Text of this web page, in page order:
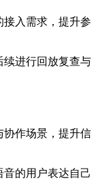
接入需求，提升参
续进行回放复查与
协作场景，提升信
的用户表达自己